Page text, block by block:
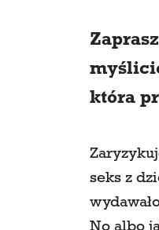
która
seks z